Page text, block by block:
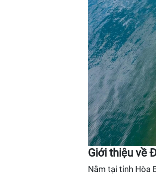
Giới thiệu về
Nằm tại tỉnh Hòa